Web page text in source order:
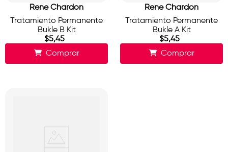
Rene Chardon
Tratamiento Permanente
Bukle B Kit
$5,45
Comprar
Rene Chardon
Tratamiento Permanente
Bukle A Kit
$5,45
Comprar